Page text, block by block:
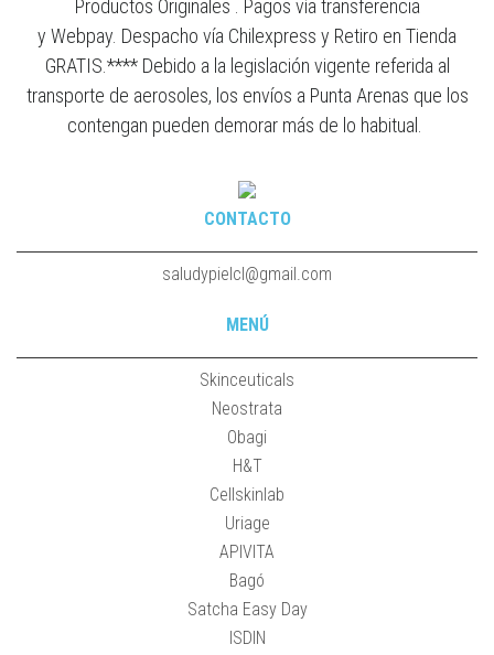
Productos Originales . Pagos vía transferencia
y Webpay. Despacho vía Chilexpress y Retiro en Tienda
GRATIS.**** Debido a la legislación vigente referida al
transporte de aerosoles, los envíos a Punta Arenas que los
contengan pueden demorar más de lo habitual.
CONTACTO
saludypielcl@gmail.com
MENÚ
Skinceuticals
Neostrata
Obagi
H&T
Cellskinlab
Uriage
APIVITA
Bagó
Satcha Easy Day
ISDIN